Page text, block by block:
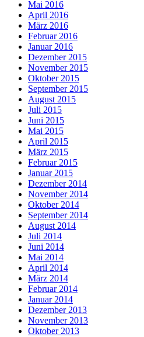
Mai 2016
April 2016
März 2016
Februar 2016
Januar 2016
Dezember 2015
November 2015
Oktober 2015
September 2015
August 2015
Juli 2015
Juni 2015
Mai 2015
April 2015
März 2015
Februar 2015
Januar 2015
Dezember 2014
November 2014
Oktober 2014
September 2014
August 2014
Juli 2014
Juni 2014
Mai 2014
April 2014
März 2014
Februar 2014
Januar 2014
Dezember 2013
November 2013
Oktober 2013